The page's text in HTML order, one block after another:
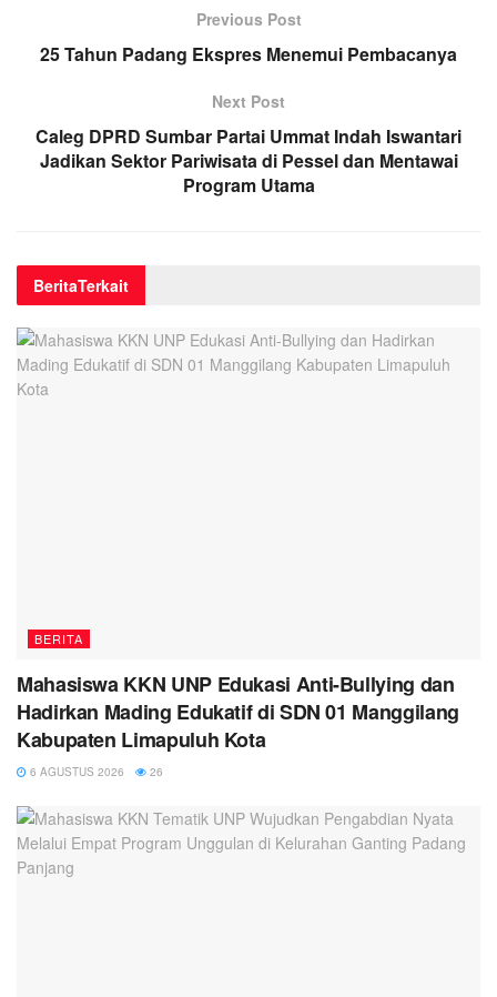
Previous Post
25 Tahun Padang Ekspres Menemui Pembacanya
Next Post
Caleg DPRD Sumbar Partai Ummat Indah Iswantari
Jadikan Sektor Pariwisata di Pessel dan Mentawai
Program Utama
BeritaTerkait
BERITA
Mahasiswa KKN UNP Edukasi Anti-Bullying dan
Hadirkan Mading Edukatif di SDN 01 Manggilang
Kabupaten Limapuluh Kota
6 AGUSTUS 2026 26